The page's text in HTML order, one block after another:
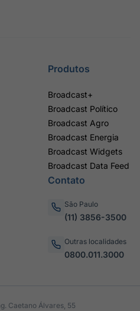
Produtos
Broadcast+
Broadcast Político
Broadcast Agro
Broadcast Energia
Broadcast Widgets
Broadcast Data Feed
Contato
São Paulo
(11) 3856-3500
Outras localidades
0800.011.3000
Caetano Álvares, 55